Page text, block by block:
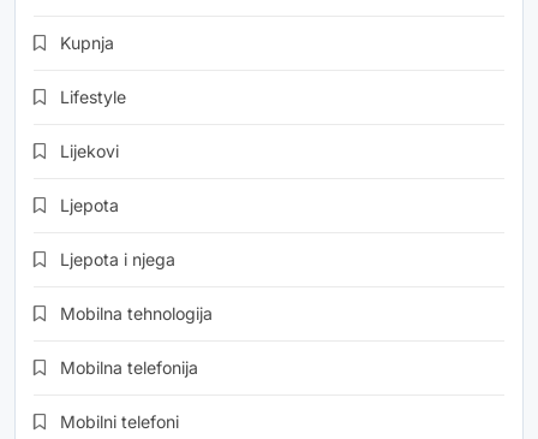
Kupnja
Lifestyle
Lijekovi
Ljepota
Ljepota i njega
Mobilna tehnologija
Mobilna telefonija
Mobilni telefoni